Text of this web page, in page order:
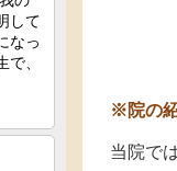
※院の
当院で